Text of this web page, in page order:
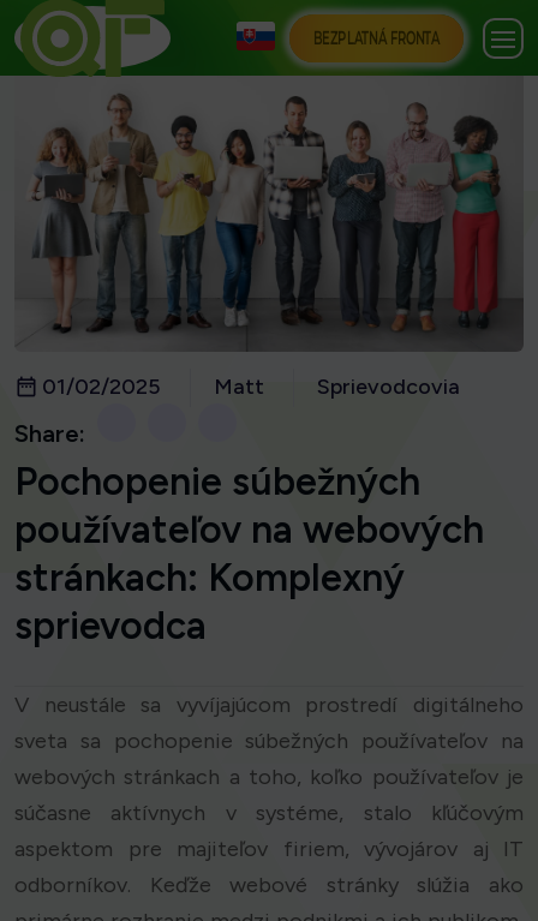
BEZPLATNÁ FRONTA
01/02/2025 Matt Sprievodcovia
Share:
Pochopenie súbežných
používateľov na webových
stránkach: Komplexný
sprievodca
V neustále sa vyvíjajúcom prostredí digitálneho
sveta sa pochopenie súbežných používateľov na
webových stránkach a toho, koľko používateľov je
súčasne aktívnych v systéme, stalo kľúčovým
aspektom pre majiteľov firiem, vývojárov aj IT
odborníkov. Keďže webové stránky slúžia ako